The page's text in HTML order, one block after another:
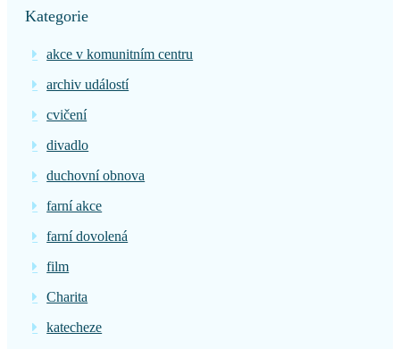
Kategorie
akce v komunitním centru
archiv událostí
cvičení
divadlo
duchovní obnova
farní akce
farní dovolená
film
Charita
katecheze